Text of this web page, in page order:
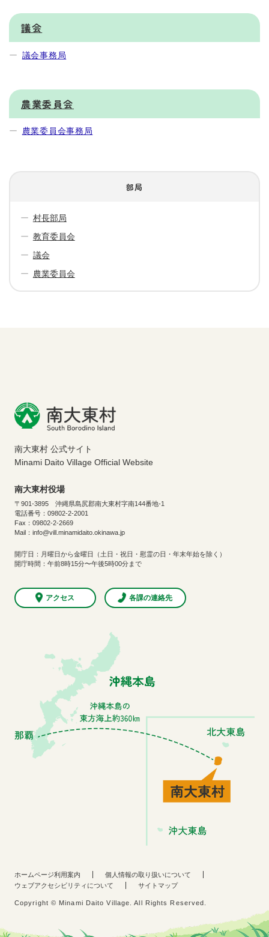
議会
議会事務局
農業委員会
農業委員会事務局
部局
村長部局
教育委員会
議会
農業委員会
南大東村 公式サイト
Minami Daito Village Official Website
南大東村役場
〒901-3895 沖縄県島尻郡南大東村字南144番地-1
電話番号：09802-2-2001
Fax：09802-2-2669
Mail：info@vill.minamidaito.okinawa.jp
開庁日：月曜日から金曜日（土日・祝日・慰霊の日・年末年始を除く）
開庁時間：午前8時15分〜午後5時00分まで
アクセス 各課の連絡先
ホームページ利用案内
個人情報の取り扱いについて
ウェブアクセシビリティについて
サイトマップ
Copyright © Minami Daito Village. All Rights Reserved.